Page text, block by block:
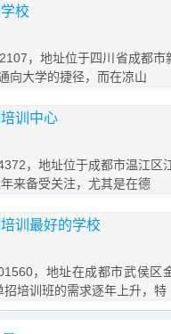
校
，地址位于四川省成都市
向大学的捷径，而在凉山
训中心
，地址位于成都市温江区
来备受关注，尤其是在德
训最好的学校
，地址在成都市武侯区
培训班的需求逐年上升，特